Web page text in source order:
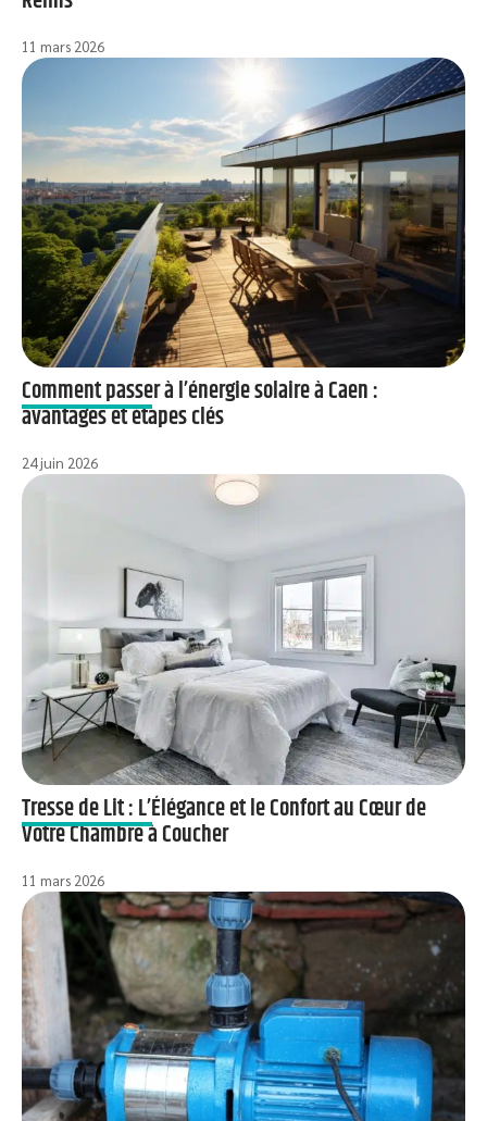
11 mars 2026
Comment passer à l’énergie solaire à Caen :
avantages et étapes clés
24 juin 2026
Tresse de Lit : L’Élégance et le Confort au Cœur de
Votre Chambre à Coucher
11 mars 2026